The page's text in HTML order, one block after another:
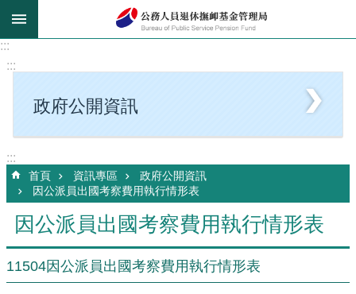
跳到主要內容區塊
:::
:::
政府公開資訊
:::
首頁 資訊專區
政府公開資訊
因公派員出國考察費用執行情形表
因公派員出國考察費用執行情形表
11504因公派員出國考察費用執行情形表